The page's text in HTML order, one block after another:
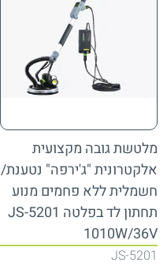
מלטשת גובה מקצועית
אלקטרונית "ג'ירפה" נטענת/
חשמלית ללא פחמים מנוע
תחתון לד בפלטה JS-5201
1010W/36V
JS-5201